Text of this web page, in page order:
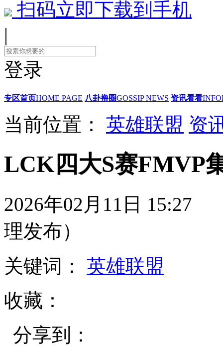
扫码立即下载到手机
|
登录
专区首页HOME PAGE 八卦撸圈GOSSIP NEWS 资讯看看
当前位置： 英雄联盟 资
LCK四大S赛FMVP
2026年02月11日
理发布）
关键词：
英雄联盟
收藏：
分享到：